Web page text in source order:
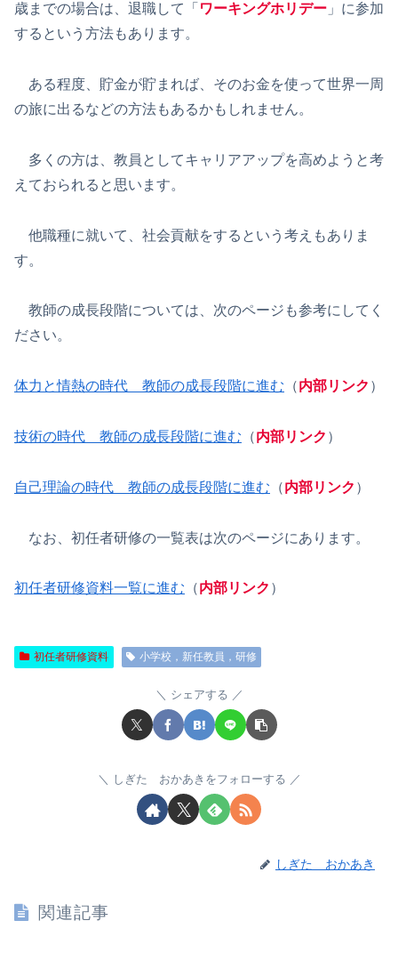
歳までの場合は、退職して「 ワーキングホリデー 」に参加
するという方法もあります。
ある程度、貯金が貯まれば、そのお金を使って世界一周
の旅に出るなどの方法もあるかもしれません。
多くの方は、教員としてキャリアアップを高めようと考
えておられると思います。
他職種に就いて、社会貢献をするという考えもありま
す。
教師の成長段階については、次のページも参考にしてく
ださい。
体力と情熱の時代 教師の成長段階に進む （内部リンク ）
技術の時代 教師の成長段階に進む （内部リンク ）
自己理論の時代 教師の成長段階に進む （内部リンク ）
なお、初任者研修の一覧表は次のページにあります。
初任者研修資料一覧に進む （内部リンク ）
初任者研修資料 小学校，新任教員，研修
シェアする
しぎた おかあきをフォローする
しぎた おかあき
関連記事